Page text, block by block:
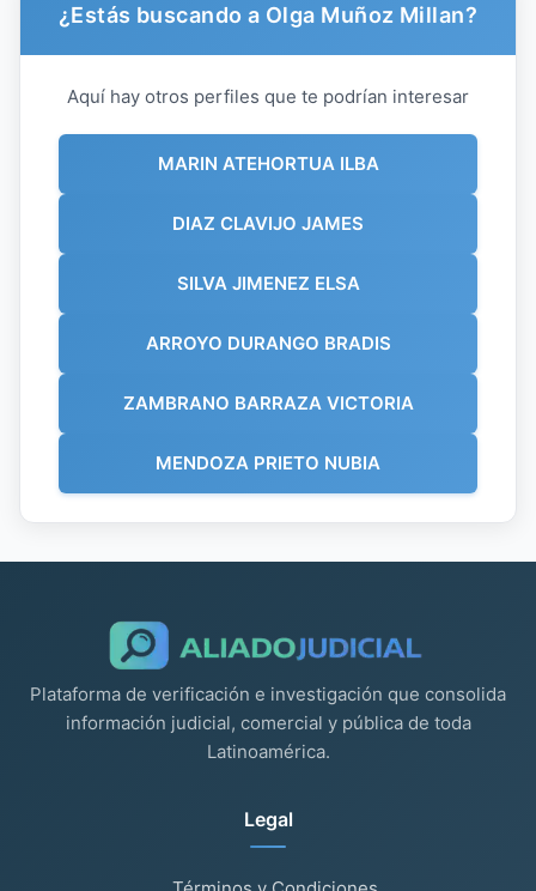
¿Estás buscando a Olga Muñoz Millan?
Aquí hay otros perfiles que te podrían interesar
MARIN ATEHORTUA ILBA
DIAZ CLAVIJO JAMES
SILVA JIMENEZ ELSA
ARROYO DURANGO BRADIS
ZAMBRANO BARRAZA VICTORIA
MENDOZA PRIETO NUBIA
Plataforma de verificación e investigación que consolida
información judicial, comercial y pública de toda
Latinoamérica.
Legal